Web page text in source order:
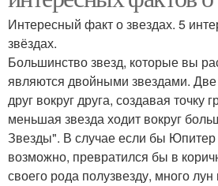
Интересный факт о звездах. 5
звёздах.
Большинство звезд, которые вы
являются двойными звездами. Две
друг вокруг друга, создавая точку
меньшая звезда ходит вокруг
Звезды". В случае если бы
возможно, превратился бы в
своего рода полузвезду, много лун